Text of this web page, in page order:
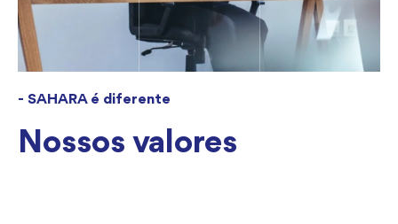
- SAHARA é diferente
Nossos valores